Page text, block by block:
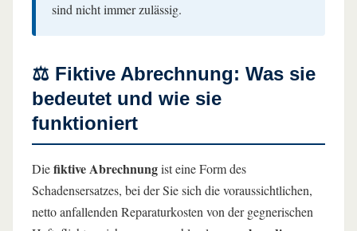
sind nicht immer zulässig.
⚖️ Fiktive Abrechnung: Was sie
bedeutet und wie sie
funktioniert
Diefiktive Abrechnungist eine Form des
Schadensersatzes, bei der Sie sich die voraussichtlichen,
netto anfallenden Reparaturkosten von der gegnerischen